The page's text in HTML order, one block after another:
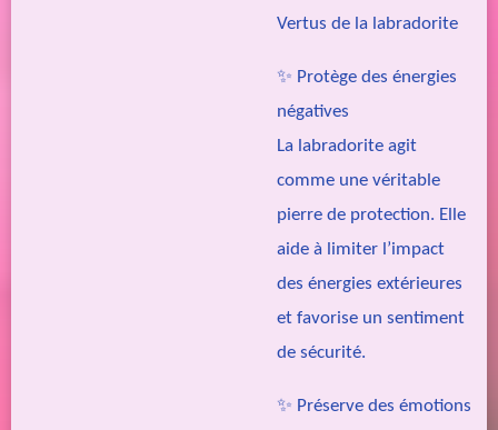
Vertus de la labradorite
✨ Protège des énergies
négatives
La labradorite agit
comme une véritable
pierre de protection. Elle
aide à limiter l’impact
des énergies extérieures
et favorise un sentiment
de sécurité.
✨ Préserve des émotions